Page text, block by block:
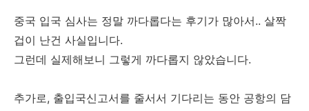
중국 입국 심사는 정말 까다롭다는 후기가 많아서.. 살짝
겁이 난건 사실입니다.
그런데 실제해보니 그렇게 까다롭지 않았습니다.
추가로, 출입국신고서를 줄서서 기다리는 동안 공항의 담